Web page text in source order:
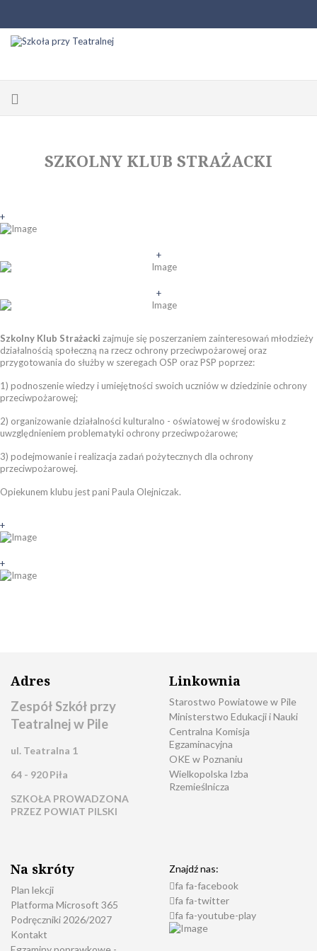
SZKOLNY KLUB STRAŻACKI
+
+
+
Szkolny Klub Strażacki zajmuje się poszerzaniem zainteresowań młodzieży
działalnością społeczną na rzecz ochrony przeciwpożarowej oraz
przygotowania do służby w szeregach OSP oraz PSP poprzez:
1) podnoszenie wiedzy i umiejętności swoich uczniów w dziedzinie ochrony
przeciwpożarowej;
2) organizowanie działalności kulturalno - oświatowej w środowisku z
uwzględnieniem problematyki ochrony przeciwpożarowe;
3) podejmowanie i realizacja zadań pożytecznych dla ochrony
przeciwpożarowej.
Opiekunem klubu jest pani Paula Olejniczak.
+
+
Adres
Zespół Szkół przy
Teatralnej w Pile
ul. Teatralna 1
64 - 920 Piła
SZKOŁA PROWADZONA
PRZEZ POWIAT PILSKI
Linkownia
Starostwo Powiatowe w Pile
Ministerstwo Edukacji i Nauki
Centralna Komisja
Egzaminacyjna
OKE w Poznaniu
Wielkopolska Izba
Rzemieślnicza
Na skróty
Plan lekcji
Platforma Microsoft 365
Podręczniki 2026/2027
Kontakt
Znajdź nas:
fa fa-facebook
fa fa-twitter
fa fa-youtube-play